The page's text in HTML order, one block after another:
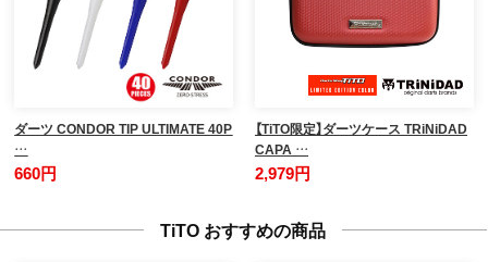
ダーツ CONDOR TIP ULTIMATE 40P
…
660円
【TiTO限定】ダーツケース TRiNiDAD
CAPA …
2,979円
TiTO おすすめの商品